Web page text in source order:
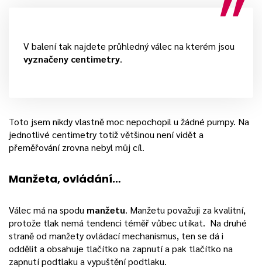
V balení tak najdete průhledný válec na kterém jsou
vyznačeny centimetry.
Toto jsem nikdy vlastně moc nepochopil u žádné pumpy. Na
jednotlivé centimetry totiž většinou není vidět a
přeměřování zrovna nebyl můj cíl.
Manžeta, ovládání…
Válec má na spodu manžetu. Manžetu považuji za kvalitní,
protože tlak nemá tendenci téměř vůbec utíkat. Na druhé
straně od manžety ovládací mechanismus, ten se dá i
oddělit a obsahuje tlačítko na zapnutí a pak tlačítko na
zapnutí podtlaku a vypuštění podtlaku.